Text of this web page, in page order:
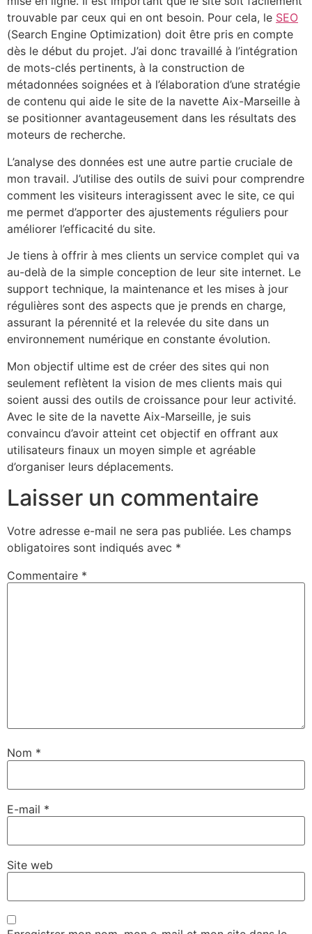
trouvable par ceux qui en ont besoin. Pour cela, le SEO
(Search Engine Optimization) doit être pris en compte
dès le début du projet. J’ai donc travaillé à l’intégration
de mots-clés pertinents, à la construction de
métadonnées soignées et à l’élaboration d’une stratégie
de contenu qui aide le site de la navette Aix-Marseille à
se positionner avantageusement dans les résultats des
moteurs de recherche.
L’analyse des données est une autre partie cruciale de
mon travail. J’utilise des outils de suivi pour comprendre
comment les visiteurs interagissent avec le site, ce qui
me permet d’apporter des ajustements réguliers pour
améliorer l’efficacité du site.
Je tiens à offrir à mes clients un service complet qui va
au-delà de la simple conception de leur site internet. Le
support technique, la maintenance et les mises à jour
régulières sont des aspects que je prends en charge,
assurant la pérennité et la relevée du site dans un
environnement numérique en constante évolution.
Mon objectif ultime est de créer des sites qui non
seulement reflètent la vision de mes clients mais qui
soient aussi des outils de croissance pour leur activité.
Avec le site de la navette Aix-Marseille, je suis
convaincu d’avoir atteint cet objectif en offrant aux
utilisateurs finaux un moyen simple et agréable
d’organiser leurs déplacements.
Laisser un commentaire
Votre adresse e-mail ne sera pas publiée. Les champs
obligatoires sont indiqués avec *
Commentaire *
Nom *
E-mail *
Site web